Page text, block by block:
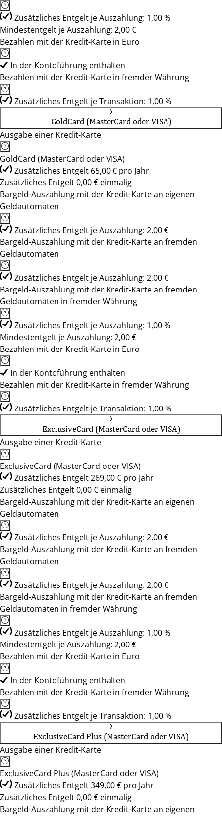
Zusätzliches Entgelt je Auszahlung: 1,00 %
Mindestentgelt je Auszahlung: 2,00 €
Bezahlen mit der Kredit-Karte in Euro
In der Kontoführung enthalten
Bezahlen mit der Kredit-Karte in fremder Währung
Zusätzliches Entgelt je Transaktion: 1,00 %
GoldCard (MasterCard oder VISA)
Ausgabe einer Kredit-Karte
GoldCard (MasterCard oder VISA)
Zusätzliches Entgelt 65,00 € pro Jahr
Zusätzliches Entgelt 0,00 € einmalig
Bargeld-Auszahlung mit der Kredit-Karte an eigenen
Geldautomaten
Zusätzliches Entgelt je Auszahlung: 2,00 €
Bargeld-Auszahlung mit der Kredit-Karte an fremden
Geldautomaten
Zusätzliches Entgelt je Auszahlung: 2,00 €
Bargeld-Auszahlung mit der Kredit-Karte an fremden
Geldautomaten in fremder Währung
Zusätzliches Entgelt je Auszahlung: 1,00 %
Mindestentgelt je Auszahlung: 2,00 €
Bezahlen mit der Kredit-Karte in Euro
In der Kontoführung enthalten
Bezahlen mit der Kredit-Karte in fremder Währung
Zusätzliches Entgelt je Transaktion: 1,00 %
ExclusiveCard (MasterCard oder VISA)
Ausgabe einer Kredit-Karte
ExclusiveCard (MasterCard oder VISA)
Zusätzliches Entgelt 269,00 € pro Jahr
Zusätzliches Entgelt 0,00 € einmalig
Bargeld-Auszahlung mit der Kredit-Karte an eigenen
Geldautomaten
Zusätzliches Entgelt je Auszahlung: 2,00 €
Bargeld-Auszahlung mit der Kredit-Karte an fremden
Geldautomaten
Zusätzliches Entgelt je Auszahlung: 2,00 €
Bargeld-Auszahlung mit der Kredit-Karte an fremden
Geldautomaten in fremder Währung
Zusätzliches Entgelt je Auszahlung: 1,00 %
Mindestentgelt je Auszahlung: 2,00 €
Bezahlen mit der Kredit-Karte in Euro
In der Kontoführung enthalten
Bezahlen mit der Kredit-Karte in fremder Währung
Zusätzliches Entgelt je Transaktion: 1,00 %
ExclusiveCard Plus (MasterCard oder VISA)
Ausgabe einer Kredit-Karte
ExclusiveCard Plus (MasterCard oder VISA)
Zusätzliches Entgelt 349,00 € pro Jahr
Zusätzliches Entgelt 0,00 € einmalig
Bargeld-Auszahlung mit der Kredit-Karte an eigenen